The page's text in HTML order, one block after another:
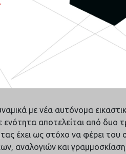
με νέα αυτόνομα
ενότητα αποτελείται από δυο
έχει ως στόχο να φέρει του
αναλογιών και